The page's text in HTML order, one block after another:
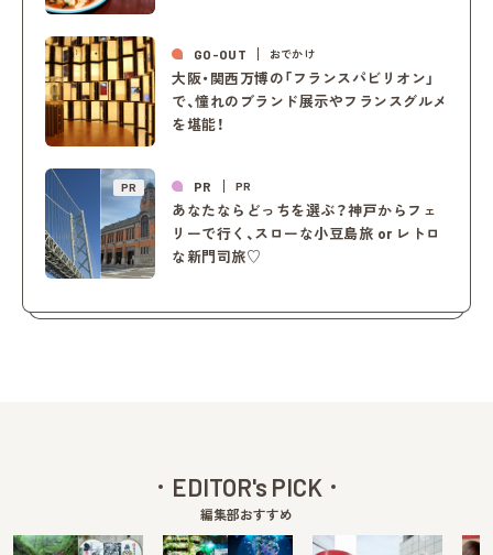
GO-OUT おでかけ
大阪・関西万博の「フランスパビリオン」
で、憧れのブランド展示やフランスグルメ
を堪能！
PR PR PR
あなたならどっちを選ぶ？神戸からフェ
リーで行く、スローな小豆島旅 or レトロ
な新門司旅♡
EDITOR's PICK
編集部おすすめ